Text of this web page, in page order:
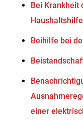
Bei Krankheit
Beihilfe bei
einer